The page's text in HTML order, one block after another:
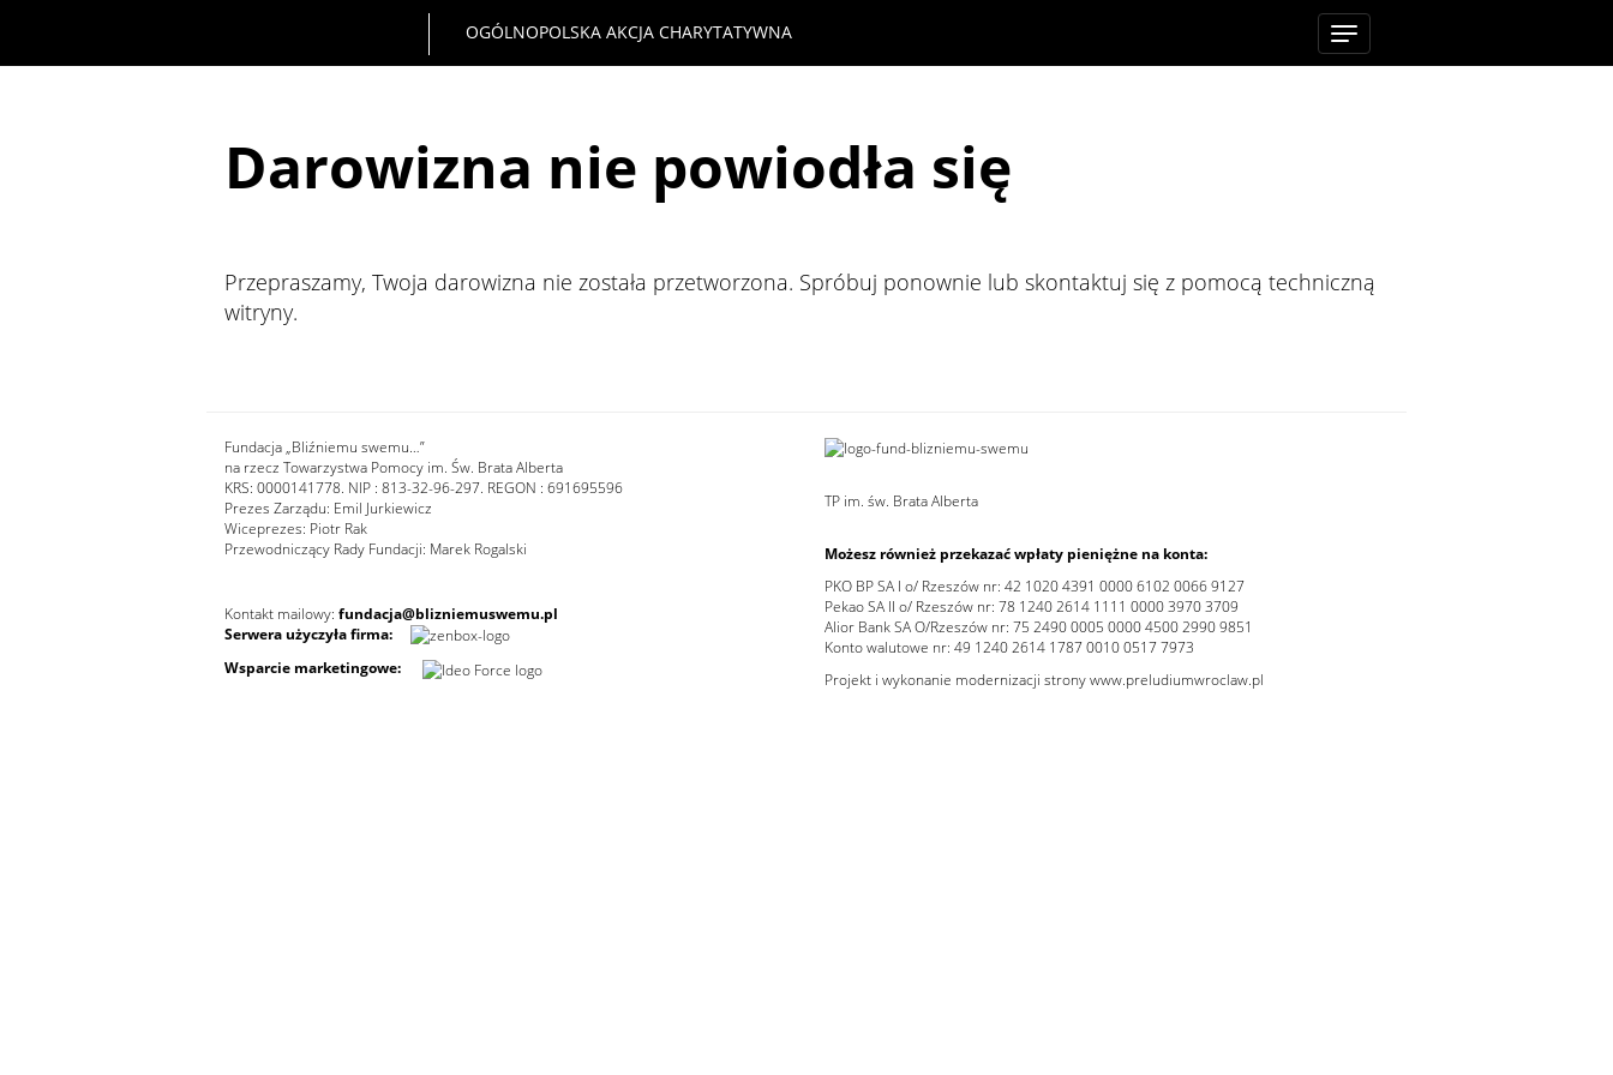
Toggle
navigation
OGÓLNOPOLSKA AKCJA CHARYTATYWNA
Darowizna nie powiodła się
Przepraszamy, Twoja darowizna nie została przetworzona. Spróbuj ponownie lub skontaktuj się z pomocą techniczną
witryny.
Fundacja „Bliźniemu swemu…”
na rzecz Towarzystwa Pomocy im. Św. Brata Alberta
KRS: 0000141778. NIP : 813-32-96-297. REGON : 691695596
Prezes Zarządu: Emil Jurkiewicz
Wiceprezes: Piotr Rak
Przewodniczący Rady Fundacji: Marek Rogalski
Kontakt mailowy: fundacja@blizniemuswemu.pl
Serwera użyczyła firma:
Wsparcie marketingowe:
TP im. św. Brata Alberta
Możesz również przekazać wpłaty pieniężne na konta:
PKO BP SA I o/ Rzeszów nr: 42 1020 4391 0000 6102 0066 9127
Pekao SA II o/ Rzeszów nr: 78 1240 2614 1111 0000 3970 3709
Alior Bank SA O/Rzeszów nr: 75 2490 0005 0000 4500 2990 9851
Konto walutowe nr: 49 1240 2614 1787 0010 0517 7973
Projekt i wykonanie modernizacji stronywww.preludiumwroclaw.pl